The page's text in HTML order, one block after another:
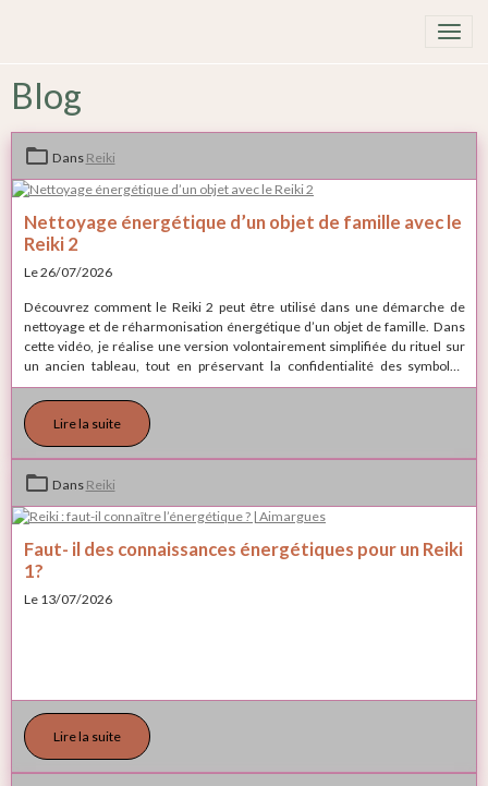
Blog
Dans Reiki
Nettoyage énergétique d’un objet de famille avec le
Reiki 2
Le 26/07/2026
Découvrez comment le Reiki 2 peut être utilisé dans une démarche de
nettoyage et de réharmonisation énergétique d’un objet de famille. Dans
cette vidéo, je réalise une version volontairement simplifiée du rituel sur
un ancien tableau, tout en préservant la confidentialité des symboles
transmis lors des initiations Reiki.
Lire la suite
Dans Reiki
Faut- il des connaissances énergétiques pour un Reiki
1?
Le 13/07/2026
Lire la suite